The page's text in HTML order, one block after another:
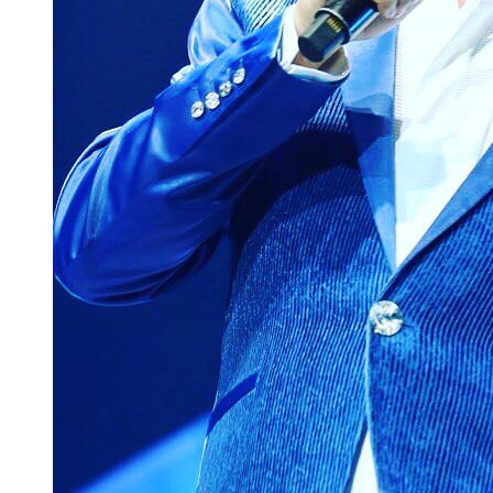
106,2 FM
Минзәлә
107,3 FM
Мөслим
100,0 FM
Нурлат
71,42 FM
Сарман